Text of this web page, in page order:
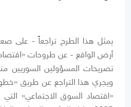
يمثل هذا الطرح تراجعاً - على
أرض الواقع - عن طروحات
تصريحات المسؤولين السوريين
ويجري هذا التراجع عن طريق
«اقتصاد السوق الاجتماعي»